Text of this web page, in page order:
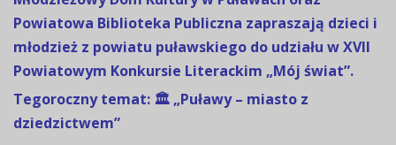
Powiatowa Biblioteka Publiczna zapraszają dzieci i
młodzież z powiatu puławskiego do udziału w XVII
Powiatowym Konkursie Literackim „Mój świat”.
Tegoroczny temat: 🏛️ „Puławy – miasto z
dziedzictwem”